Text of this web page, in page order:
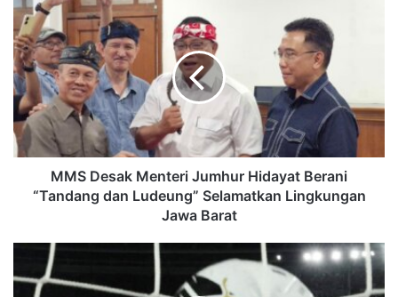
MMS Desak Menteri Jumhur Hidayat Berani
“Tandang dan Ludeung” Selamatkan Lingkungan
Jawa Barat